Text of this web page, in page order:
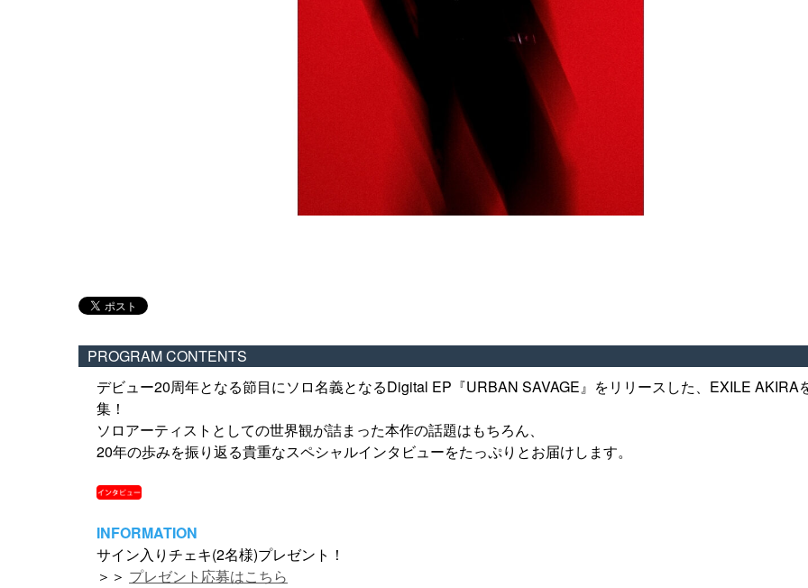
PROGRAM CONTENTS
デビュー20周年となる節目にソロ名義となるDigital EP『URBAN SAVAGE』をリリースした、EXILE AKIRA
集！
ソロアーティストとしての世界観が詰まった本作の話題はもちろん、
20年の歩みを振り返る貴重なスペシャルインタビューをたっぷりとお届けします。
INFORMATION
サイン入りチェキ(2名様)プレゼント！
＞＞ プレゼント応募はこちら